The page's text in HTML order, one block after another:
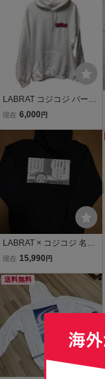
LABRAT コジコジ パーカ
ー ラブラット トーキョー
ディ 白 ホワイト メンズ
さくら ももこ COJI COJI
現在 6,000 円
LABRAT × コジコジ 名言
パーカー L タグ付き 定
ト さくらももこ
現在 15,990 円
送料無料